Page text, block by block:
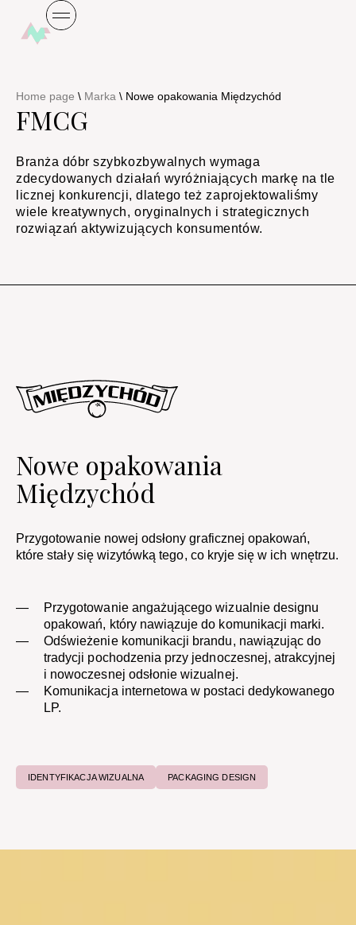
Home page \ Marka \ Nowe opakowania Międzychód
FMCG
Branża dóbr szybkozbywalnych wymaga
zdecydowanych działań wyróżniających markę na tle
licznej konkurencji, dlatego też zaprojektowaliśmy
wiele kreatywnych, oryginalnych i strategicznych
rozwiązań aktywizujących konsumentów.
Nowe opakowania
Międzychód
Przygotowanie nowej odsłony graficznej opakowań,
które stały się wizytówką tego, co kryje się w ich wnętrzu.
Przygotowanie angażującego wizualnie designu
opakowań, który nawiązuje do komunikacji marki.
Odświeżenie komunikacji brandu, nawiązując do
tradycji pochodzenia przy jednoczesnej, atrakcyjnej
i nowoczesnej odsłonie wizualnej.​​
Komunikacja internetowa w postaci dedykowanego
LP.​
IDENTYFIKACJA WIZUALNA PACKAGING DESIGN